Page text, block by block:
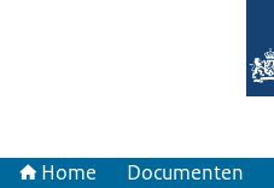
Home Documenten